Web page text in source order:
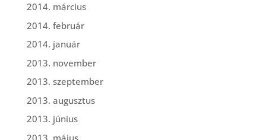
2014. március
2014. február
2014. január
2013. november
2013. szeptember
2013. augusztus
2013. június
2013. május